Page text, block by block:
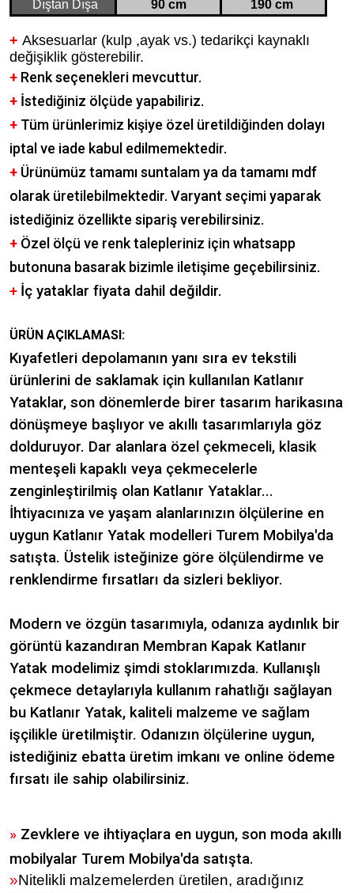
Dıştan Dışa 90 cm 190 cm
+ Aksesuarlar (kulp ,ayak vs.) tedarikçi kaynaklı
değişiklik gösterebilir.
+ Renk seçenekleri mevcuttur.
+ İstediğiniz ölçüde yapabiliriz.
+ Tüm ürünlerimiz kişiye özel üretildiğinden dolayı
iptal ve iade kabul edilmemektedir.
+ Ürünümüz tamamı suntalam ya da tamamı mdf
olarak üretilebilmektedir. Varyant seçimi yaparak
istediğiniz özellikte sipariş verebilirsiniz.
+ Özel ölçü ve renk talepleriniz için whatsapp
butonuna basarak bizimle iletişime geçebilirsiniz.
+ İç yataklar fiyata dahil değildir.
ÜRÜN AÇIKLAMASI:
Kıyafetleri depolamanın yanı sıra ev tekstili
ürünlerini de saklamak için kullanılan Katlanır
Yataklar, son dönemlerde birer tasarım harikasına
dönüşmeye başlıyor ve akıllı tasarımlarıyla göz
dolduruyor. Dar alanlara özel çekmeceli, klasik
menteşeli kapaklı veya çekmecelerle
zenginleştirilmiş olan Katlanır Yataklar...
İhtiyacınıza ve yaşam alanlarınızın ölçülerine en
uygun Katlanır Yatak modelleri Turem Mobilya'da
satışta. Üstelik isteğinize göre ölçülendirme ve
renklendirme fırsatları da sizleri bekliyor.
Modern ve özgün tasarımıyla, odanıza aydınlık bir
görüntü kazandıran Membran Kapak Katlanır
Yatak modelimiz şimdi stoklarımızda. Kullanışlı
çekmece detaylarıyla kullanım rahatlığı sağlayan
bu Katlanır Yatak, kaliteli malzeme ve sağlam
işçilikle üretilmiştir. Odanızın ölçülerine uygun,
istediğiniz ebatta üretim imkanı ve online ödeme
fırsatı ile sahip olabilirsiniz.
» Zevklere ve ihtiyaçlara en uygun, son moda akıllı
mobilyalar Turem Mobilya'da satışta.
»Nitelikli malzemelerden üretilen, aradığınız